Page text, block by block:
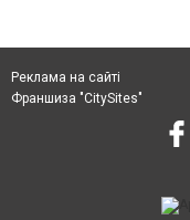
Реклама на сайті
Франшиза "CitySites"